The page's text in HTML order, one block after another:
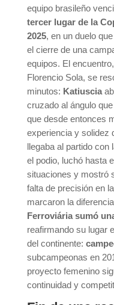
equipo brasileño
tercer lugar de la
2025, en un duelo
el cierre de una
equipos. El
Florencio Sola, se
minutos: Katiuscia
cruzado al ángulo
que desde entonces
experiencia y solidez
llegaba al partido con
el podio, luchó hasta
situaciones y mostró
falta de precisión en
marcaron la
Ferroviária sumó
reafirmando su lugar
del continente:
subcampeonas en
proyecto femenino
continuidad y